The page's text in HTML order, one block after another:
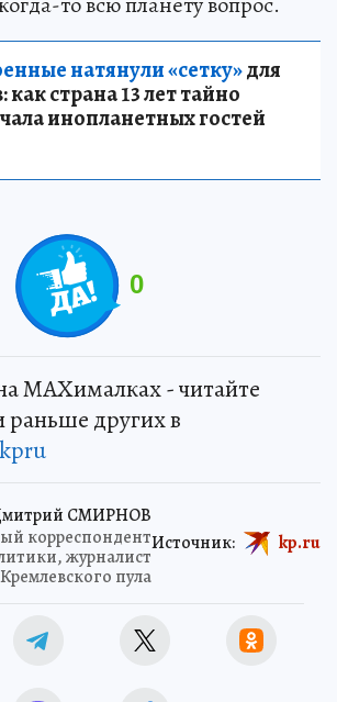
натянули «сетку»для
страна 13 лет тайно
инопланетных гостей
0
MAXималках - читайте
других в
СМИРНОВ
корреспондент
журналист
Кремлевского пула
Источник: kp.ru